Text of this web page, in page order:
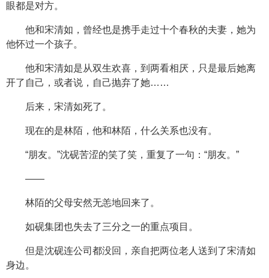
眼都是对方。
他和宋清如，曾经也是携手走过十个春秋的夫妻，她为
他怀过一个孩子。
他和宋清如是从双生欢喜，到两看相厌，只是最后她离
开了自己，或者说，自己抛弃了她……
后来，宋清如死了。
现在的是林陌，他和林陌，什么关系也没有。
“朋友。”沈砚苦涩的笑了笑，重复了一句：“朋友。”
——
林陌的父母安然无恙地回来了。
如砚集团也失去了三分之一的重点项目。
但是沈砚连公司都没回，亲自把两位老人送到了宋清如
身边。